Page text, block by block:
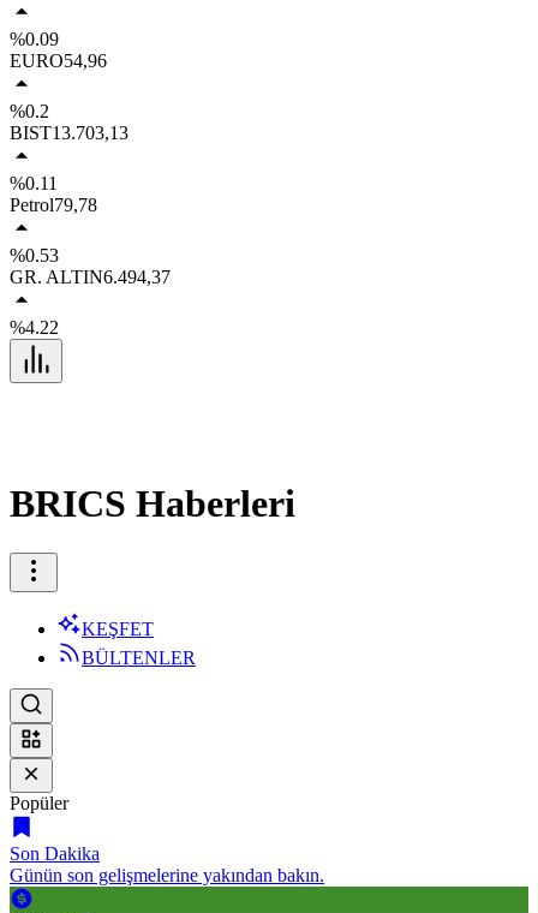
%0.09
EURO54,96
%0.2
BIST13.703,13
%0.11
Petrol79,78
%0.53
GR. ALTIN6.494,37
%4.22
BRICS Haberleri
KEŞFET
BÜLTENLER
Popüler
Son Dakika
Günün son gelişmelerine yakından bakın.